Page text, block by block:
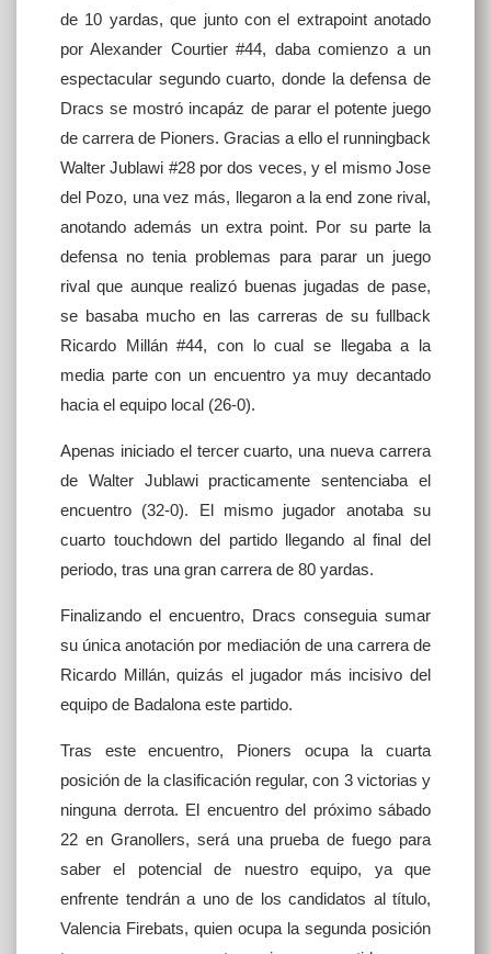
de 10 yardas, que junto con el extrapoint anotado
por Alexander Courtier #44, daba comienzo a un
espectacular segundo cuarto, donde la defensa de
Dracs se mostró incapáz de parar el potente juego
de carrera de Pioners. Gracias a ello el runningback
Walter Jublawi #28 por dos veces, y el mismo Jose
del Pozo, una vez más, llegaron a la end zone rival,
anotando además un extra point. Por su parte la
defensa no tenia problemas para parar un juego
rival que aunque realizó buenas jugadas de pase,
se basaba mucho en las carreras de su fullback
Ricardo Millán #44, con lo cual se llegaba a la
media parte con un encuentro ya muy decantado
hacia el equipo local (26-0).
Apenas iniciado el tercer cuarto, una nueva carrera
de Walter Jublawi practicamente sentenciaba el
encuentro (32-0). El mismo jugador anotaba su
cuarto touchdown del partido llegando al final del
periodo, tras una gran carrera de 80 yardas.
Finalizando el encuentro, Dracs conseguia sumar
su única anotación por mediación de una carrera de
Ricardo Millán, quizás el jugador más incisivo del
equipo de Badalona este partido.
Tras este encuentro, Pioners ocupa la cuarta
posición de la clasificación regular, con 3 victorias y
ninguna derrota. El encuentro del próximo sábado
22 en Granollers, será una prueba de fuego para
saber el potencial de nuestro equipo, ya que
enfrente tendrán a uno de los candidatos al título,
Valencia Firebats, quien ocupa la segunda posición